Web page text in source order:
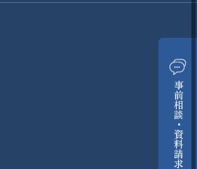
事前相談・資料請求